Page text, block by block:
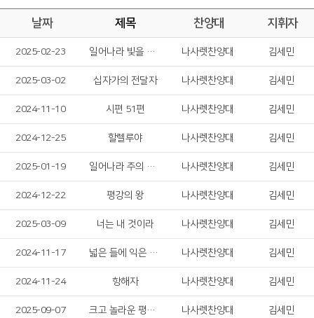
날짜 제목 찬양대 지휘자
2025-02-23 일어나라 빛을 발하라 나사렛찬양대 김세민
2025-03-02 십자가의 전달자 나사렛찬양대 김세민
2024-11-10 시편 51편 나사렛찬양대 김세민
2024-12-25 할렐루야 나사렛찬양대 김세민
2025-01-19 일어나라 주의 백성들 나사렛찬양대 김세민
2024-12-22 평강의 왕 나사렛찬양대 김세민
2025-03-09 너는 내 것이라 나사렛찬양대 김세민
2024-11-17 넓은 들에 익은 곡식 나사렛찬양대 김세민
2024-11-24 항해자 나사렛찬양대 김세민
2025-09-07 크고 놀라운 평화가 나사렛찬양대 김세민